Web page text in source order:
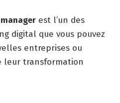
est l’un des
digital que vous pouvez
entreprises ou
leur transformation